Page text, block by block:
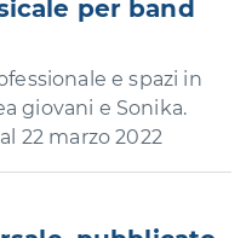
per band
e spazi in
giovani e Sonika.
22 marzo 2022